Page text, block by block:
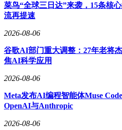
菜鸟“全球三日达”来袭，15条核
流再提速
2026-08-06
谷歌AI部门重大调整：27年老将
焦AI科学应用
2026-08-06
Meta发布AI编程智能体Muse
OpenAI与Anthropic
2026-08-06